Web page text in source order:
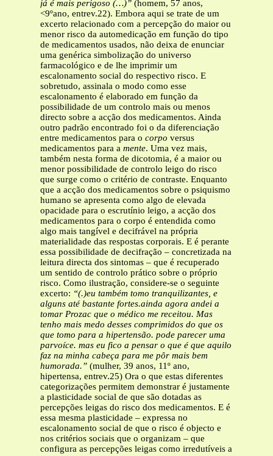
já é mais perigoso (…)” (homem, 57 anos,
<9ºano, entrev.22). Embora aqui se trate de um
excerto relacionado com a percepção do maior ou
menor risco da automedicação em função do tipo
de medicamentos usados, não deixa de enunciar
uma genérica simbolização do universo
farmacológico e de lhe imprimir um
escalonamento social do respectivo risco. E
sobretudo, assinala o modo como esse
escalonamento é elaborado em função da
possibilidade de um controlo mais ou menos
directo sobre a acção dos medicamentos. Ainda
outro padrão encontrado foi o da diferenciação
entre medicamentos para o corpo versus
medicamentos para a mente. Uma vez mais,
também nesta forma de dicotomia, é a maior ou
menor possibilidade de controlo leigo do risco
que surge como o critério de contraste. Enquanto
que a acção dos medicamentos sobre o psiquismo
humano se apresenta como algo de elevada
opacidade para o escrutínio leigo, a acção dos
medicamentos para o corpo é entendida como
algo mais tangível e decifrável na própria
materialidade das respostas corporais. E é perante
essa possibilidade de decifração – concretizada na
leitura directa dos sintomas – que é recuperado
um sentido de controlo prático sobre o próprio
risco. Como ilustração, considere-se o seguinte
excerto: “(.)eu também tomo tranquilizantes, e
alguns até bastante fortes.ainda agora andei a
tomar Prozac que o médico me receitou. Mas
tenho mais medo desses comprimidos do que os
que tomo para a hipertensão. pode parecer uma
parvoíce. mas eu fico a pensar o que é que aquilo
faz na minha cabeça para me pôr mais bem
humorada.” (mulher, 39 anos, 11º ano,
hipertensa, entrev.25) Ora o que estas diferentes
categorizações permitem demonstrar é justamente
a plasticidade social de que são dotadas as
percepções leigas do risco dos medicamentos. E é
essa mesma plasticidade – expressa no
escalonamento social de que o risco é objecto e
nos critérios sociais que o organizam – que
configura as percepções leigas como irredutíveis a